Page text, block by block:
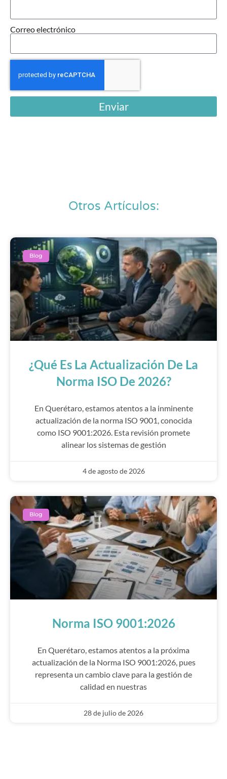
Correo electrónico
Enviar
Otros Artículos:
Blog
¿Qué Es La Actualización De La
Norma ISO De 2026?
En Querétaro, estamos atentos a la inminente
actualización de la norma ISO 9001, conocida
como ISO 9001:2026. Esta revisión promete
alinear los sistemas de gestión
4 de agosto de 2026
Blog
Norma ISO 9001:2026
En Querétaro, estamos atentos a la próxima
actualización de la Norma ISO 9001:2026, pues
representa un cambio clave para la gestión de
calidad en nuestras
28 de julio de 2026